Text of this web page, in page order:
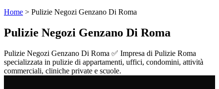
Home > Pulizie Negozi Genzano Di Roma
Pulizie Negozi Genzano Di Roma
Pulizie Negozi Genzano Di Roma ✅ Impresa di Pulizie Roma
specializzata in pulizie di appartamenti, uffici, condomini, attività
commerciali, cliniche private e scuole.